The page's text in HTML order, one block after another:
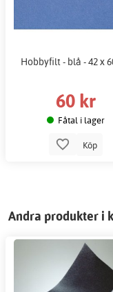
Hobbyfilt - blå - 42 x
60 kr
Fåtal i lager
Köp
Andra produkter i